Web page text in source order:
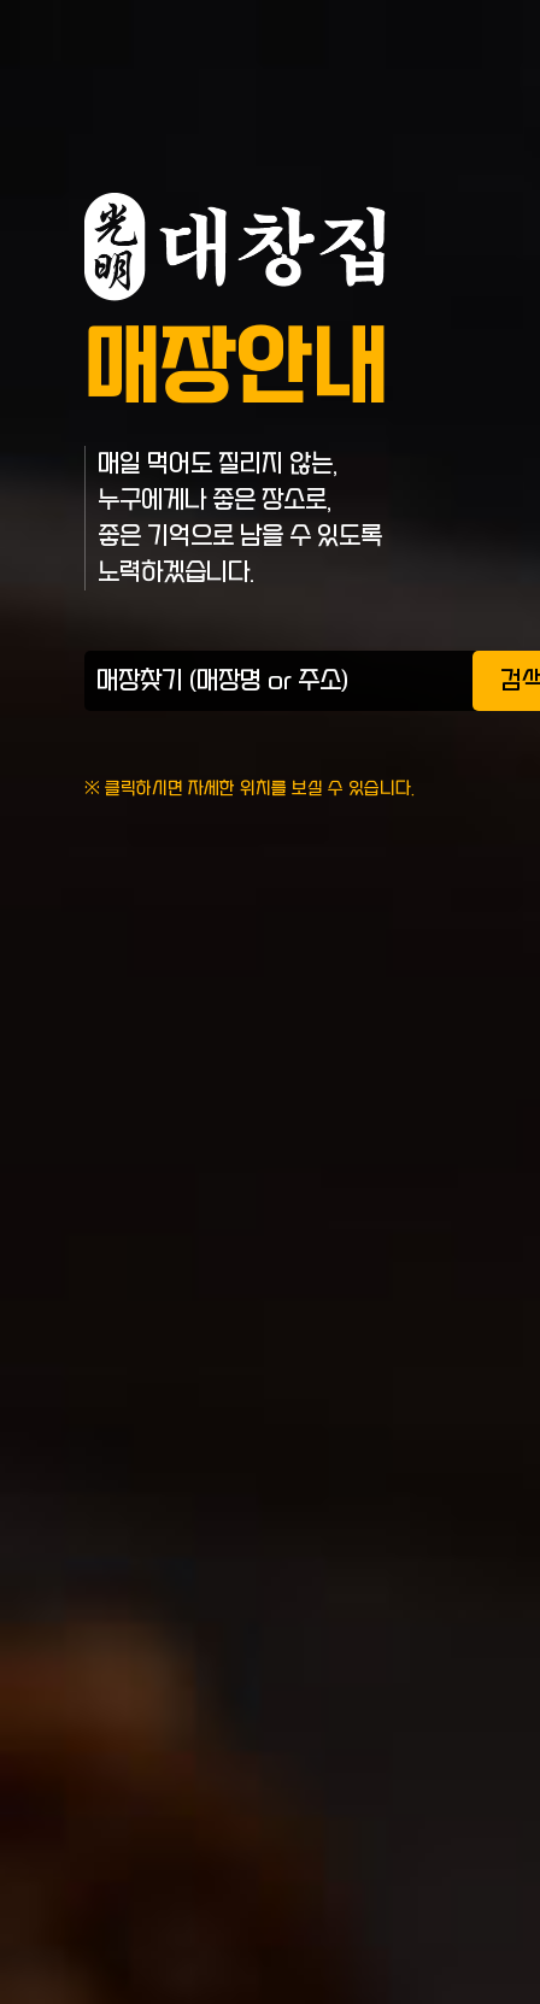
매장안내
매일 먹어도 질리지 않는,
누구에게나 좋은 장소로,
좋은 기억으로 남을 수 있도록
노력하겠습니다.
검
※ 클릭하시면 자세한 위치를 보실 수 있습니다.